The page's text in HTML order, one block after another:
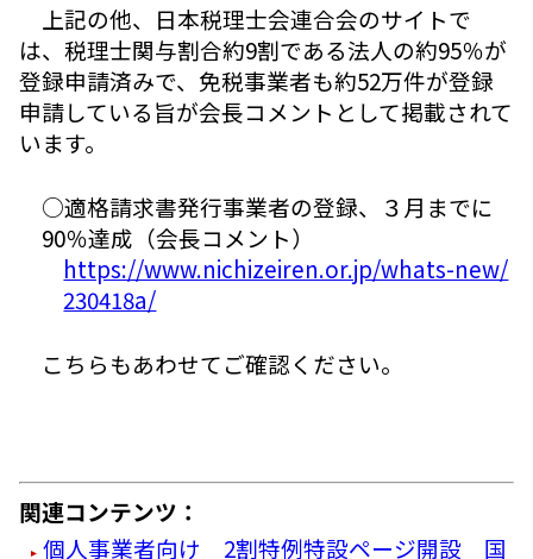
上記の他、日本税理士会連合会のサイトで
は、税理士関与割合約9割である法人の約95％が
登録申請済みで、免税事業者も約52万件が登録
申請している旨が会長コメントとして掲載されて
います。
○適格請求書発行事業者の登録、３月までに
90％達成（会長コメント）
https://www.nichizeiren.or.jp/whats-new/
230418a/
こちらもあわせてご確認ください。
関連コンテンツ：
個人事業者向け 2割特例特設ページ開設 国